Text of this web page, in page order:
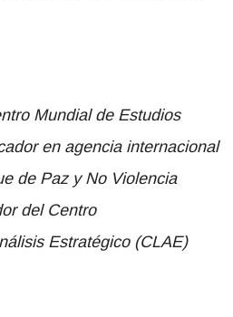
Mundial de Estudios
en agencia internacional
de Paz y No Violencia
del Centro
Estratégico (CLAE)